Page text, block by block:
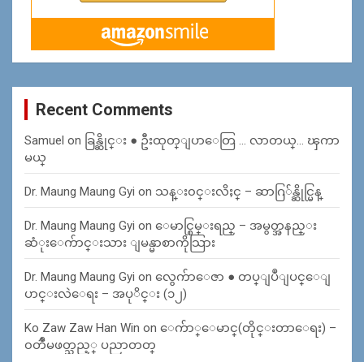
Recent Comments
Samuel on ခြန္ဆိုင္း ● ဦးထုတ္ျပာေတြ … လာတယ္… ၾကာ
မယ္
Dr. Maung Maung Gyi on သန္း၀င္းလိႈင္ – ဆာဂြ်န္ဆိုင္မြန္
Dr. Maung Maung Gyi on ေမာင္စြမ္းရည္ – အမွတ္အနည္း
ဆံုးေက်ာင္းသား ျမန္မာစာကိုသြား
Dr. Maung Maung Gyi on လွေက်ာေဇာ ● တပ္ျပဳျပင္ေျ
ပာင္းလဲေရး – အပုိင္း (၁၂)
Ko Zaw Zaw Han Win on ေက်ာ္ေမာင္(တိုင္းတာေရး) –
၀တၳဳမဖတ္သည့္ ပညာတတ္